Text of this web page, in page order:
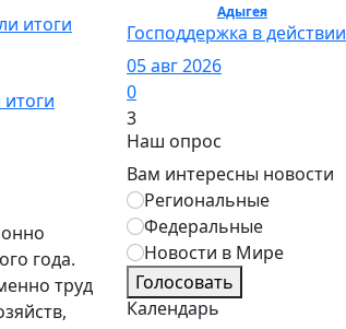
года.
труд
Адыгея/ Общество
Господдержка в действии
05 авг 2026
0
3
Наш опрос
Вам интересны новости
Региональные
Федеральные
Новости в Мире
Голосовать
Календарь